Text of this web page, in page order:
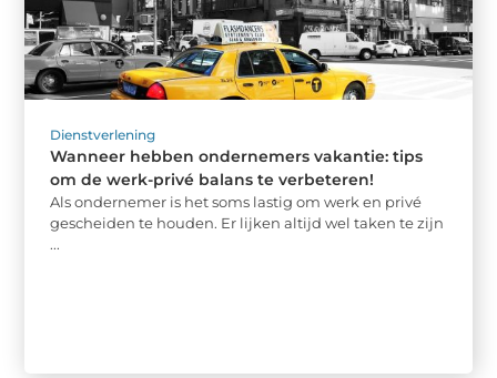
Dienstverlening
Wanneer hebben ondernemers vakantie: tips
om de werk-privé balans te verbeteren!
Als ondernemer is het soms lastig om werk en privé
gescheiden te houden. Er lijken altijd wel taken te zijn
...